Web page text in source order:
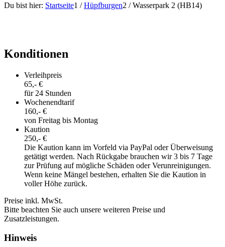
Du bist hier: Startseite1 / Hüpfburgen2 / Wasserpark 2 (HB14)
Konditionen
Verleihpreis
65,- €
für 24 Stunden
Wochenendtarif
160,- €
von Freitag bis Montag
Kaution
250,- €
Die Kaution kann im Vorfeld via PayPal oder Überweisung
getätigt werden. Nach Rückgabe brauchen wir 3 bis 7 Tage
zur Prüfung auf mögliche Schäden oder Verunreinigungen.
Wenn keine Mängel bestehen, erhalten Sie die Kaution in
voller Höhe zurück.
Preise inkl. MwSt.
Bitte beachten Sie auch unsere weiteren Preise und
Zusatzleistungen.
Hinweis